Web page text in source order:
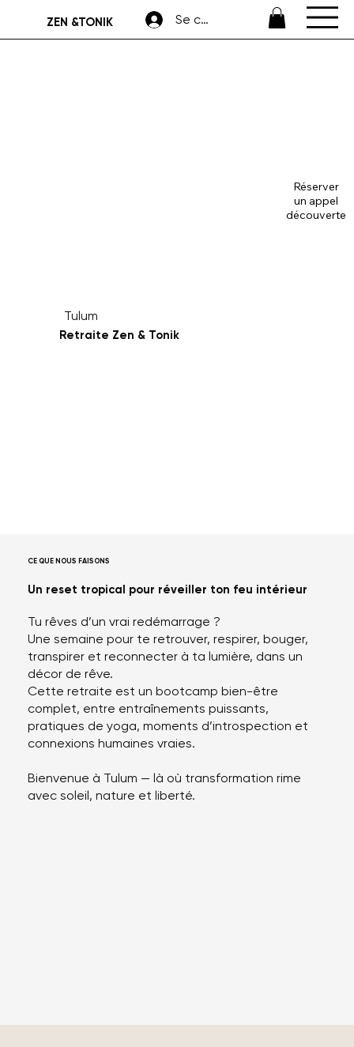
ZEN &TONIK Se connecter
Tulum
Retraite Zen & Tonik
Réserver
un appel
découverte
CE QUE NOUS FAISONS
Un reset tropical pour réveiller ton feu intérieur
Tu rêves d’un vrai redémarrage ?
Une semaine pour te retrouver, respirer, bouger,
transpirer et reconnecter à ta lumière, dans un
décor de rêve.
Cette retraite est un bootcamp bien-être
complet, entre entraînements puissants,
pratiques de yoga, moments d’introspection et
connexions humaines vraies.
Bienvenue à Tulum — là où transformation rime
avec soleil, nature et liberté.